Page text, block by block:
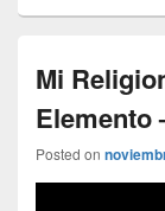
Mi
Elemento
Posted on